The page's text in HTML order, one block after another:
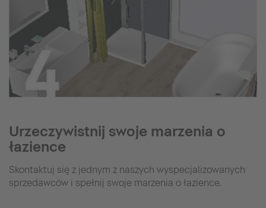
Urzeczywistnij swoje marzenia o
łazience
Skontaktuj się z jednym z naszych wyspecjalizowanych
sprzedawców i spełnij swoje marzenia o łazience.